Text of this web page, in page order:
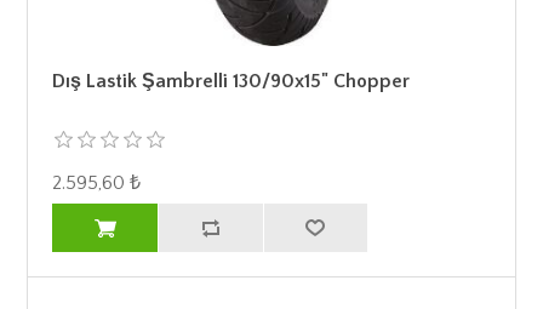
Dış Lastik Şambrelli 130/90x15" Chopper
2.595,60 ₺